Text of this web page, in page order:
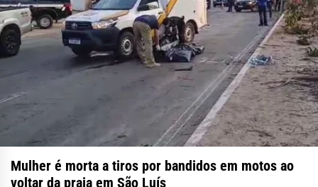
Mulher é morta a tiros por bandidos em motos ao
voltar da praia em São Luís